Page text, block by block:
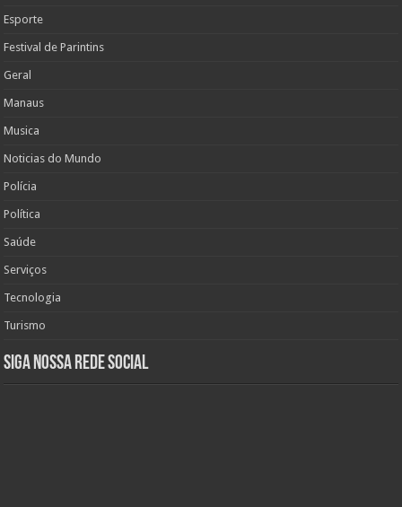
Esporte
Festival de Parintins
Geral
Manaus
Musica
Noticias do Mundo
Polícia
Política
Saúde
Serviços
Tecnologia
Turismo
Siga nossa rede social